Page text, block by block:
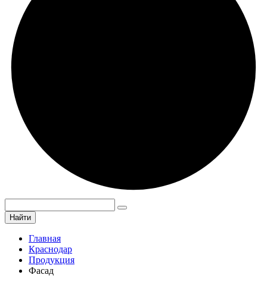
Найти
Главная
Краснодар
Продукция
Фасад